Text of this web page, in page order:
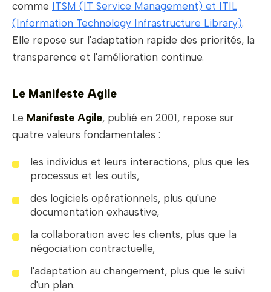
comme ITSM (IT Service Management) et ITIL
(Information Technology Infrastructure Library).
Elle repose sur l'adaptation rapide des priorités, la
transparence et l'amélioration continue.
Le Manifeste Agile
Le Manifeste Agile, publié en 2001, repose sur
quatre valeurs fondamentales :
les individus et leurs interactions, plus que les
processus et les outils,
des logiciels opérationnels, plus qu'une
documentation exhaustive,
la collaboration avec les clients, plus que la
négociation contractuelle,
l'adaptation au changement, plus que le suivi
d'un plan.